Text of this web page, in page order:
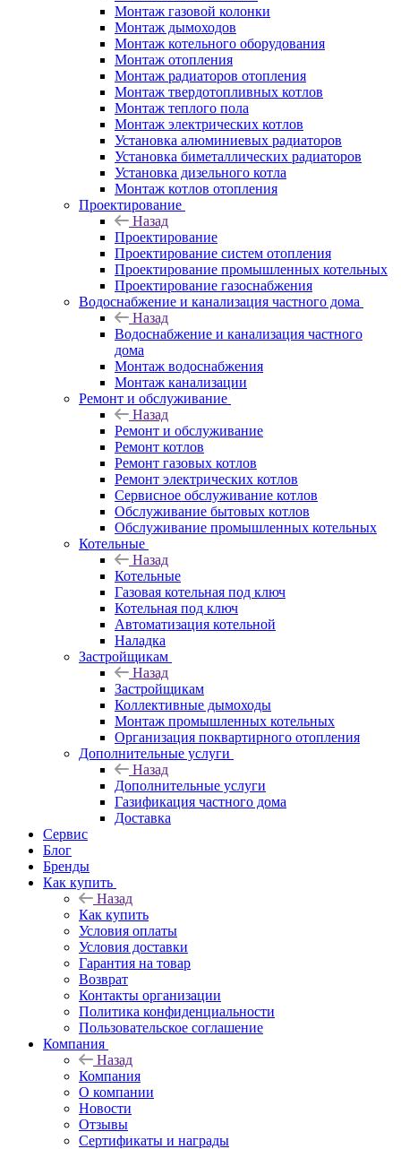
Монтаж газовой колонки
Монтаж дымоходов
Монтаж котельного оборудования
Монтаж отопления
Монтаж радиаторов отопления
Монтаж твердотопливных котлов
Монтаж теплого пола
Монтаж электрических котлов
Установка алюминиевых радиаторов
Установка биметаллических радиаторов
Установка дизельного котла
Монтаж котлов отопления
Проектирование
Назад
Проектирование
Проектирование систем отопления
Проектирование промышленных котельных
Проектирование газоснабжения
Водоснабжение и канализация частного дома
Назад
Водоснабжение и канализация частного
дома
Монтаж водоснабжения
Монтаж канализации
Ремонт и обслуживание
Назад
Ремонт и обслуживание
Ремонт котлов
Ремонт газовых котлов
Ремонт электрических котлов
Сервисное обслуживание котлов
Обслуживание бытовых котлов
Обслуживание промышленных котельных
Котельные
Назад
Котельные
Газовая котельная под ключ
Котельная под ключ
Автоматизация котельной
Наладка
Застройщикам
Назад
Застройщикам
Коллективные дымоходы
Монтаж промышленных котельных
Организация поквартирного отопления
Дополнительные услуги
Назад
Дополнительные услуги
Газификация частного дома
Доставка
Сервис
Блог
Бренды
Как купить
Назад
Как купить
Условия оплаты
Условия доставки
Гарантия на товар
Возврат
Контакты организации
Политика конфиденциальности
Пользовательское соглашение
Компания
Назад
Компания
О компании
Новости
Отзывы
Сертификаты и награды